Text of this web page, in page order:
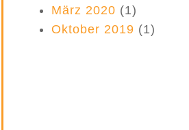
März 2020 (1)
Oktober 2019 (1)